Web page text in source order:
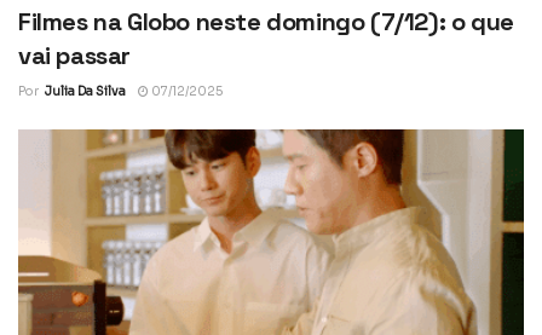
Filmes na Globo neste domingo (7/12): o que
vai passar
Por Julia Da Silva 07/12/2025